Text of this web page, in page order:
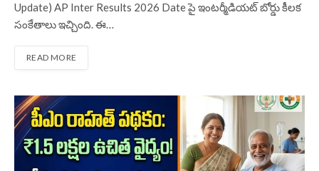
Update) AP Inter Results 2026 Date పై ఇంటర్మీడియట్ బోర్డు కీలక
సంకేతాలు ఇచ్చింది. ఈ…
READ MORE